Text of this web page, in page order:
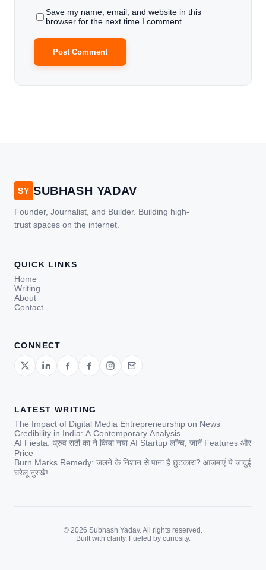
Save my name, email, and website in this
browser for the next time I comment.
SY SUBHASH YADAV
Founder, Journalist, and Builder. Building high-
trust spaces on the internet.
QUICK LINKS
Home
Writing
About
Contact
CONNECT
LATEST WRITING
The Impact of Digital Media Entrepreneurship on News
Credibility in India: A Contemporary Analysis
AI Fiesta: ध्रुव राठी का ने किया नया AI Startup लॉन्च, जानें Features और
Price
Burn Marks Remedy: जलने के निशान से पाना है छुटकारा? आजमाएं ये जादुई
घरेलू नुस्खे!
© 2026 Subhash Yadav. All rights reserved.
Built with clarity. Fueled by curiosity.